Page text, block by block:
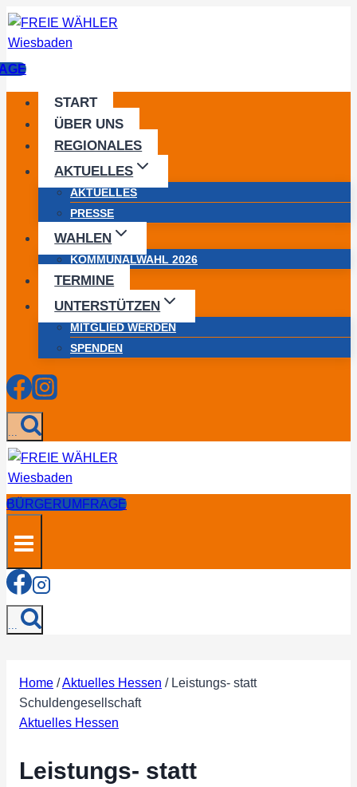
Zum
Inhalt
START
ÜBER UNS
REGIONALES
AKTUELLES
AKTUELLES
PRESSE
WAHLEN
KOMMUNALWAHL 2026
TERMINE
UNTERSTÜTZEN
MITGLIED WERDEN
SPENDEN
...
BÜRGERUMFRAGE
...
Home /Aktuelles Hessen / Leistungs- statt
Schuldengesellschaft
Aktuelles Hessen
Leistungs- statt